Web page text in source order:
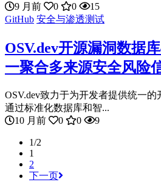
9 月前
0 0
15
GitHub 安全与渗透测试
OSV.dev开源漏洞数据
一聚合多来源安全风险
OSV.dev致力于为开发者提供统一的
通过标准化数据库和智...
10 月前
0 0 9
1/2
1
2
下一页